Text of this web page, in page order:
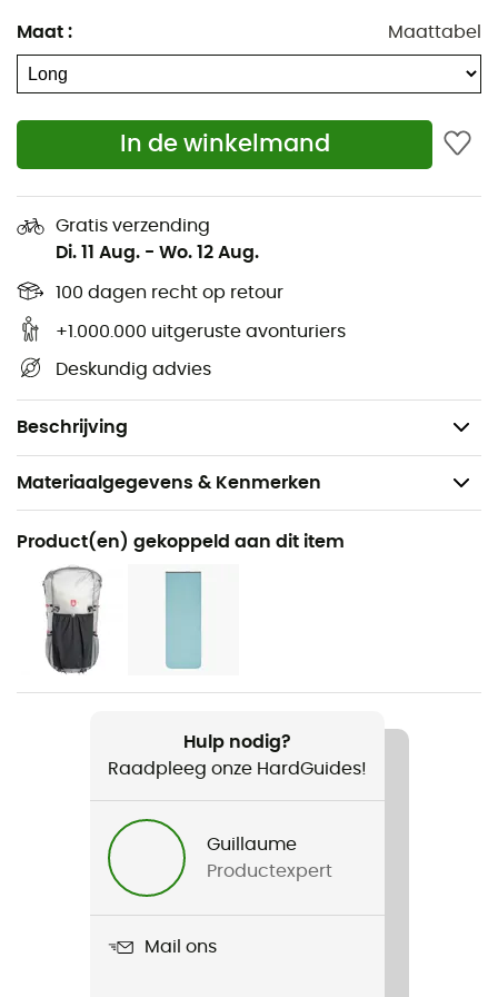
Maat : Maattabel
In de winkelmand
Gratis verzending
Di. 11 Aug. - Wo. 12 Aug.
100 dagen recht op retour
+1.000.000 uitgeruste avonturiers
Deskundig advies
Beschrijving
3D-ritssluiting en kraagbuffels
Interne/externe ophanglussen
Binnenzak
Niet-blokkerende ritssluiting
Compressiezak / Opslag inbegrepen
Velcro vergrendelingsbescherming
Comforttemperatuur: 5°C
Limiettemperatuur: 0°C
Extreme temperatuur: -15°C
Aanbevolen maat: 165 cm (M) - 180 cm (L) - 205
Gewicht: 430 g (L)
Materiaalgegevens & Kenmerken
Aanbevolen voor
Trekking / Bivak
Voor
Heren / Dames
Gewicht
Radical 1Z
GELANOTS Ultra Light Rip Stop Shell
Donzen Types
Product(en) gekoppeld aan dit item
Hulp nodig?
Raadpleeg onze HardGuides!
Guillaume
Productexpert
Mail ons